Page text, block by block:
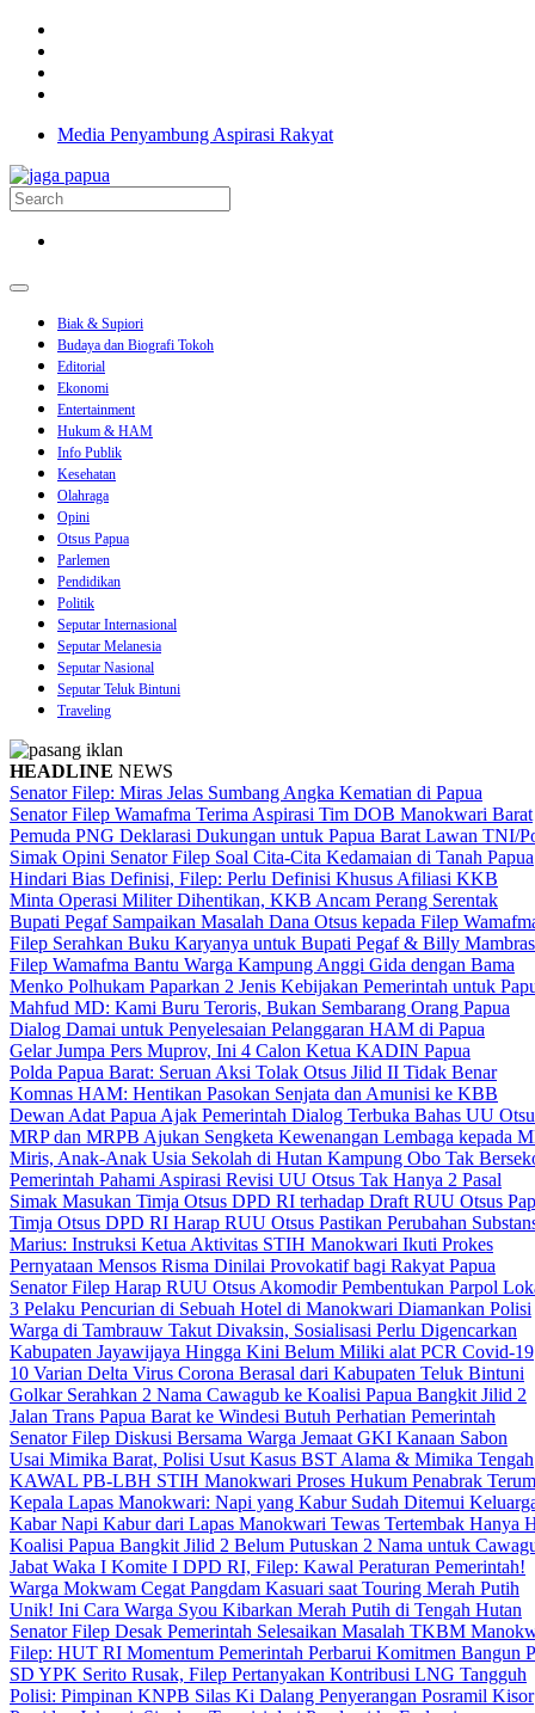
Media Penyambung Aspirasi Rakyat
Biak & Supiori
Budaya dan Biografi Tokoh
Editorial
Ekonomi
Entertainment
Hukum & HAM
Info Publik
Kesehatan
Olahraga
Opini
Otsus Papua
Parlemen
Pendidikan
Politik
Seputar Internasional
Seputar Melanesia
Seputar Nasional
Seputar Teluk Bintuni
Traveling
HEADLINE NEWS
Senator Filep: Miras Jelas Sumbang Angka Kematian di Papua
Senator Filep Wamafma Terima Aspirasi Tim DOB Manokwari Barat
Pemuda PNG Deklarasi Dukungan untuk Papua Barat Lawan TNI/
Simak Opini Senator Filep Soal Cita-Cita Kedamaian di Tanah Papua
Hindari Bias Definisi, Filep: Perlu Definisi Khusus Afiliasi KKB
Minta Operasi Militer Dihentikan, KKB Ancam Perang Serentak
Bupati Pegaf Sampaikan Masalah Dana Otsus kepada Filep
Filep Serahkan Buku Karyanya untuk Bupati Pegaf & Billy
Filep Wamafma Bantu Warga Kampung Anggi Gida dengan Bama
Menko Polhukam Paparkan 2 Jenis Kebijakan Pemerintah untuk
Mahfud MD: Kami Buru Teroris, Bukan Sembarang Orang Papua
Dialog Damai untuk Penyelesaian Pelanggaran HAM di Papua
Gelar Jumpa Pers Muprov, Ini 4 Calon Ketua KADIN Papua
Polda Papua Barat: Seruan Aksi Tolak Otsus Jilid II Tidak Benar
Komnas HAM: Hentikan Pasokan Senjata dan Amunisi ke KBB
Dewan Adat Papua Ajak Pemerintah Dialog Terbuka Bahas UU
MRP dan MRPB Ajukan Sengketa Kewenangan Lembaga kepada
Miris, Anak-Anak Usia Sekolah di Hutan Kampung Obo Tak
Pemerintah Pahami Aspirasi Revisi UU Otsus Tak Hanya 2 Pasal
Simak Masukan Timja Otsus DPD RI terhadap Draft RUU Otsus
Timja Otsus DPD RI Harap RUU Otsus Pastikan Perubahan
Marius: Instruksi Ketua Aktivitas STIH Manokwari Ikuti Prokes
Pernyataan Mensos Risma Dinilai Provokatif bagi Rakyat Papua
Senator Filep Harap RUU Otsus Akomodir Pembentukan Parpol
3 Pelaku Pencurian di Sebuah Hotel di Manokwari Diamankan Polisi
Warga di Tambrauw Takut Divaksin, Sosialisasi Perlu Digencarkan
Kabupaten Jayawijaya Hingga Kini Belum Miliki alat PCR Covid-19
10 Varian Delta Virus Corona Berasal dari Kabupaten Teluk Bintuni
Golkar Serahkan 2 Nama Cawagub ke Koalisi Papua Bangkit Jilid 2
Jalan Trans Papua Barat ke Windesi Butuh Perhatian Pemerintah
Senator Filep Diskusi Bersama Warga Jemaat GKI Kanaan Sabon
Usai Mimika Barat, Polisi Usut Kasus BST Alama & Mimika Tengah
KAWAL PB-LBH STIH Manokwari Proses Hukum Penabrak
Kepala Lapas Manokwari: Napi yang Kabur Sudah Ditemui
Kabar Napi Kabur dari Lapas Manokwari Tewas Tertembak Hanya
Koalisi Papua Bangkit Jilid 2 Belum Putuskan 2 Nama untuk
Jabat Waka I Komite I DPD RI, Filep: Kawal Peraturan Pemerintah!
Warga Mokwam Cegat Pangdam Kasuari saat Touring Merah Putih
Unik! Ini Cara Warga Syou Kibarkan Merah Putih di Tengah Hutan
Senator Filep Desak Pemerintah Selesaikan Masalah TKBM
Filep: HUT RI Momentum Pemerintah Perbarui Komitmen Bangun
SD YPK Serito Rusak, Filep Pertanyakan Kontribusi LNG Tangguh
Polisi: Pimpinan KNPB Silas Ki Dalang Penyerangan Posramil Kisor